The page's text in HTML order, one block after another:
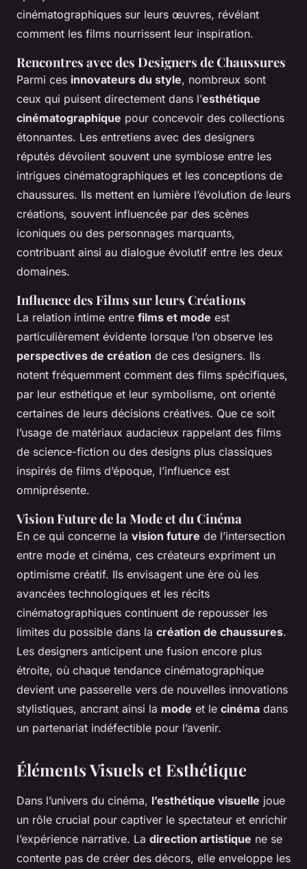
cinématographiques sur leurs œuvres, révélant
comment les films nourrissent leur inspiration.
Rencontres avec des Designers de Chaussures
Parmi ces innovateurs du style, nombreux sont
ceux qui puisent directement dans l’esthétique
cinématographique pour concevoir des collections
étonnantes. Les entretiens avec des designers
réputés dévoilent souvent une symbiose entre les
intrigues cinématographiques et les conceptions de
chaussures. Ils mettent en lumière l’évolution de leurs
créations, souvent influencée par des scènes
iconiques ou des personnages marquants,
contribuant ainsi au dialogue évolutif entre les deux
domaines.
Influence des Films sur leurs Créations
La relation intime entre films et mode est
particulièrement évidente lorsque l’on observe les
perspectives de création de ces designers. Ils
notent fréquemment comment des films spécifiques,
par leur esthétique et leur symbolisme, ont orienté
certaines de leurs décisions créatives. Que ce soit
l’usage de matériaux audacieux rappelant des films
de science-fiction ou des designs plus classiques
inspirés de films d’époque, l’influence est
omniprésente.
Vision Future de la Mode et du Cinéma
En ce qui concerne la vision future de l’intersection
entre mode et cinéma, ces créateurs expriment un
optimisme créatif. Ils envisagent une ère où les
avancées technologiques et les récits
cinématographiques continuent de repousser les
limites du possible dans la création de chaussures.
Les designers anticipent une fusion encore plus
étroite, où chaque tendance cinématographique
devient une passerelle vers de nouvelles innovations
stylistiques, ancrant ainsi la mode et le cinéma dans
un partenariat indéfectible pour l’avenir.
Éléments Visuels et Esthétique
Dans l’univers du cinéma, l’esthétique visuelle joue
un rôle crucial pour captiver le spectateur et enrichir
l’expérience narrative. La direction artistique ne se
contente pas de créer des décors, elle enveloppe les